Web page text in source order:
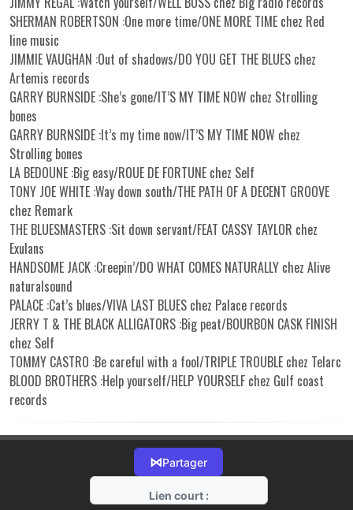
SHERMAN ROBERTSON :One more time/ONE MORE TIME chez Red
line music
JIMMIE VAUGHAN :Out of shadows/DO YOU GET THE BLUES chez
Artemis records
GARRY BURNSIDE :She’s gone/IT’S MY TIME NOW chez Strolling
bones
GARRY BURNSIDE :It’s my time now/IT’S MY TIME NOW chez
Strolling bones
LA BEDOUNE :Big easy/ROUE DE FORTUNE chez Self
TONY JOE WHITE :Way down south/THE PATH OF A DECENT GROOVE
chez Remark
THE BLUESMASTERS :Sit down servant/FEAT CASSY TAYLOR chez
Exulans
HANDSOME JACK :Creepin’/DO WHAT COMES NATURALLY chez Alive
naturalsound
PALACE :Cat’s blues/VIVA LAST BLUES chez Palace records
JERRY T & THE BLACK ALLIGATORS :Big peat/BOURBON CASK FINISH
chez Self
TOMMY CASTRO :Be careful with a fool/TRIPLE TROUBLE chez Telarc
BLOOD BROTHERS :Help yourself/HELP YOURSELF chez Gulf coast
records
⋈Partager
Lien court :